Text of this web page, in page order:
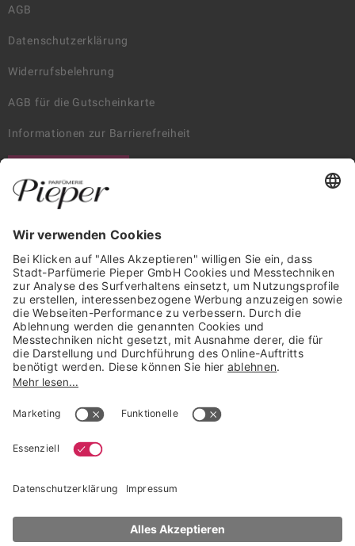
AGB
Datenschutzerklärung
Widerrufsbelehrung
AGB für die Gutscheinkarte
Informationen zur Barrierefreiheit
Trusted Shops Mitglied seit 2010
* unverbindliche Preisempfehlung der Verbundgruppe beauty alliance
NACH OBEN